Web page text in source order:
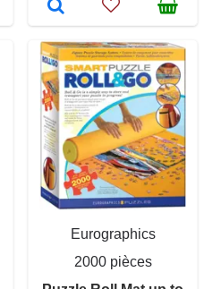
Eurographics
2000 pièces